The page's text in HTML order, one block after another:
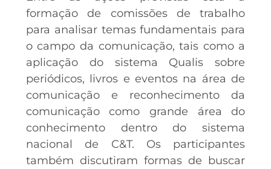
formação de comissões de trabalho
para analisar temas fundamentais para
o campo da comunicação, tais como a
aplicação do sistema Qualis sobre
periódicos, livros e eventos na área de
comunicação e reconhecimento da
comunicação como grande área do
conhecimento dentro do sistema
nacional de C&T. Os participantes
também discutiram formas de buscar